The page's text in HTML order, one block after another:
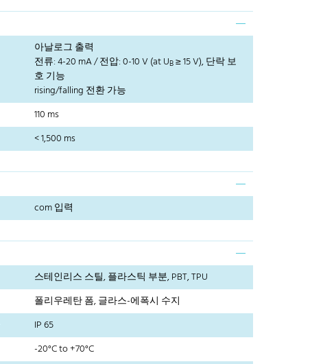
아날로그 출력
전류: 4-20 mA / 전압: 0-10 V (at UB≥ 15 V), 단락 보
호 기능
rising/falling 전환 가능
110 ms
< 1,500 ms
com 입력
스테인리스 스틸, 플라스틱 부분, PBT, TPU
폴리우레탄 폼, 글라스-에폭시 수지
IP 65
-20°C to +70°C